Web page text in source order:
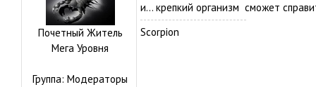
Почетный Житель
Мега Уровня
Группа: Модераторы
и... крепкий организм сможет
Scorpion